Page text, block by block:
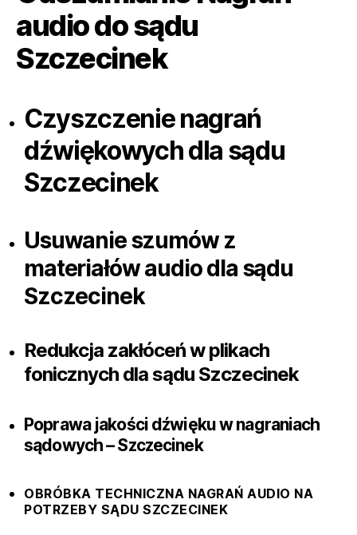
audio do sądu
Szczecinek
Czyszczenie nagrań
dźwiękowych dla sądu
Szczecinek
Usuwanie szumów z
materiałów audio dla sądu
Szczecinek
Redukcja zakłóceń w plikach
fonicznych dla sądu Szczecinek
Poprawa jakości dźwięku w nagraniach
sądowych – Szczecinek
OBRÓBKA TECHNICZNA NAGRAŃ AUDIO NA
POTRZEBY SĄDU SZCZECINEK